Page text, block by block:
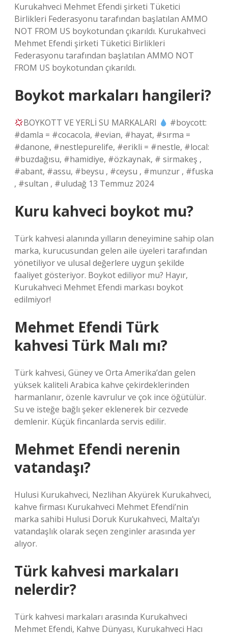
Kurukahveci Mehmet Efendi şirketi Tüketici
Birlikleri Federasyonu tarafından başlatılan AMMO
NOT FROM US boykotundan çıkarıldı. Kurukahveci
Mehmet Efendi şirketi Tüketici Birlikleri
Federasyonu tarafından başlatılan AMMO NOT
FROM US boykotundan çıkarıldı.
Boykot markaları hangileri?
BOYKOTT VE YERLİ SU MARKALARI
#boycott:
#damla = #cocacola, #evian, #hayat, #sırma =
#danone, #nestlepurelife, #erikli = #nestle, #local:
#buzdağısu, #hamidiye, #özkaynak, # sirmakeş ,
#abant, #assu, #beysu , #ceysu , #munzur , #fuska
, #sultan , #uludağ 13 Temmuz 2024
Kuru kahveci boykot mu?
Türk kahvesi alanında yılların deneyimine sahip olan
marka, kurucusundan gelen aile üyeleri tarafından
yönetiliyor ve ulusal değerlere uygun şekilde
faaliyet gösteriyor. Boykot ediliyor mu? Hayır,
Kurukahveci Mehmet Efendi markası boykot
edilmiyor!
Mehmet Efendi Türk
kahvesi Türk Malı mı?
Türk kahvesi, Güney ve Orta Amerika’dan gelen
yüksek kaliteli Arabica kahve çekirdeklerinden
harmanlanır, özenle kavrulur ve çok ince öğütülür.
Su ve isteğe bağlı şeker eklenerek bir cezvede
demlenir. Küçük fincanlarda servis edilir.
Mehmet Efendi nerenin
vatandaşı?
Hulusi Kurukahveci, Nezlihan Akyürek Kurukahveci,
kahve firması Kurukahveci Mehmet Efendi’nin
marka sahibi Hulusi Doruk Kurukahveci, Malta’yı
vatandaşlık olarak seçen zenginler arasında yer
alıyor.
Türk kahvesi markaları
nelerdir?
Türk kahvesi markaları arasında Kurukahveci
Mehmet Efendi, Kahve Dünyası, Kurukahveci Hacı